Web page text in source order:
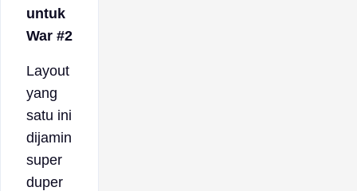
untuk
War #2
Layout
yang
satu ini
dijamin
super
duper